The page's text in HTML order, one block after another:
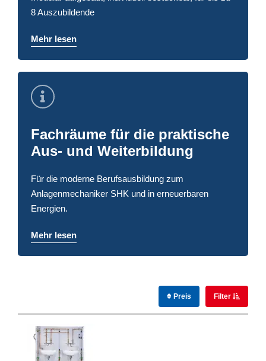
8 Auszubildende
Mehr lesen
Fachräume für die praktische
Aus- und Weiterbildung
Für die moderne Berufsausbildung zum
Anlagenmechaniker SHK und in erneuerbaren
Energien.
Mehr lesen
Preis Filter